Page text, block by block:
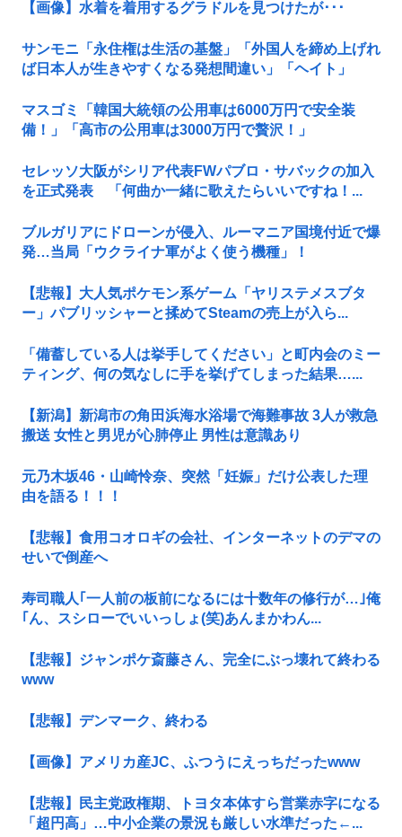
【画像】水着を着用するグラドルを見つけたが･･･
サンモニ「永住権は生活の基盤」「外国人を締め上げれ
ば日本人が生きやすくなる発想間違い」「ヘイト」
マスゴミ「韓国大統領の公用車は6000万円で安全装
備！」「高市の公用車は3000万円で贅沢！」
セレッソ大阪がシリア代表FWパブロ・サバックの加入
を正式発表 「何曲か一緒に歌えたらいいですね！...
ブルガリアにドローンが侵入、ルーマニア国境付近で爆
発…当局「ウクライナ軍がよく使う機種」！
【悲報】大人気ポケモン系ゲーム「ヤリステメスブタ
ー」パブリッシャーと揉めてSteamの売上が入ら...
「備蓄している人は挙手してください」と町内会のミー
ティング、何の気なしに手を挙げてしまった結果…...
【新潟】新潟市の角田浜海水浴場で海難事故 3人が救急
搬送 女性と男児が心肺停止 男性は意識あり
元乃木坂46・山崎怜奈、突然「妊娠」だけ公表した理
由を語る！！！
【悲報】食用コオロギの会社、インターネットのデマの
せいで倒産へ
寿司職人｢一人前の板前になるには十数年の修行が…｣俺
｢ん、スシローでいいっしょ(笑)あんまかわん...
【悲報】ジャンポケ斎藤さん、完全にぶっ壊れて終わる
www
【悲報】デンマーク、終わる
【画像】アメリカ産JC、ふつうにえっちだったwww
【悲報】民主党政権期、トヨタ本体すら営業赤字になる
「超円高」…中小企業の景況も厳しい水準だった←...